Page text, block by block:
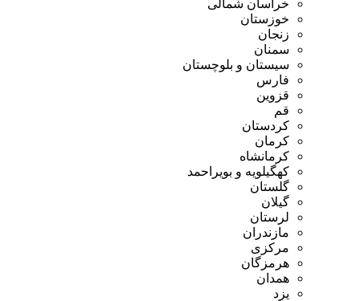
خراسان شمالی
خوزستان
زنجان
سمنان
سیستان و بلوچستان
فارس
قزوین
قم
کردستان
کرمان
کرمانشاه
کهگیلویه و بویراحمد
گلستان
گیلان
لرستان
مازندران
مرکزی
هرمزگان
همدان
یزد